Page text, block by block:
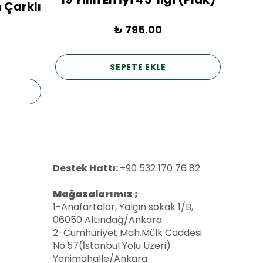
Çarklı
₺ 795.00
SEPETE EKLE
Destek Hattı:+90 532 170 76 82
Mağazalarımız ;
1-Anafartalar, Yalçın sokak 1/B,
06050 Altındağ/Ankara
2-Cumhuriyet Mah.Mülk Caddesi
No:57(İstanbul Yolu Üzeri)
Yenimahalle/Ankara